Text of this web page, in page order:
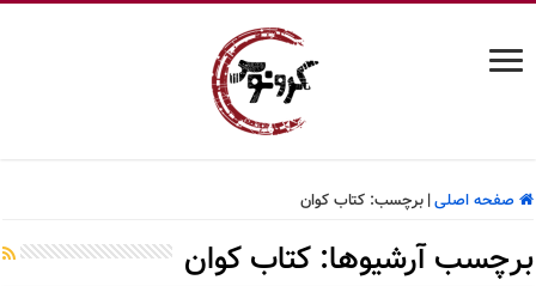
صفحه اصلی| برچسب:کتاب کوان
برچسب آرشیوها:کتاب کوان